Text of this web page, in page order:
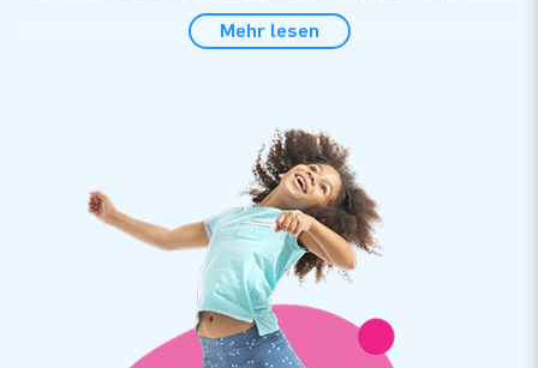
grootste springkussenfabrikant van Europa zijn professionele
poppen voor een verjaardag te koop voor vrolijke vijftigers.
gebruiksvriendelijk en de jarige Jet wordt hiermee extra in
Een opblaasbare pop in thema kopen bij JB
JB Inflatables heeft een ruim assortiment aan blikvangers.
Heb jij ze al bekeken? Want dan heb je de vele opblaasbare
Sarah en Abraham poppen vast gezien! De traditie van een
Mehr lesen